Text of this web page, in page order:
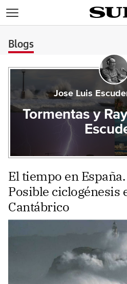
Blogs
Jose Luis
Tormentas y
El tiempo en
Posible ciclogénesis
Cantábrico